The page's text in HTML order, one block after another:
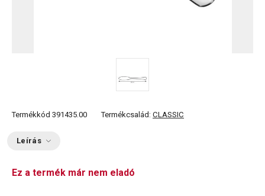
Termékkód 391435.00 Termékcsalád: CLASSIC
Leírás
Ez a termék már nem eladó